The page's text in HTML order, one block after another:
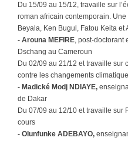
Du 15/09 au 15/12, travaille sur
roman africain contemporain.
Beyala, Ken Bugul, Fatou Keita et
- Arouna MEFIRE, post-doctorant
Dschang au Cameroun
Du 02/09 au 21/12 et travaille sur
contre les changements
- Madické Modj NDIAYE,
de Dakar
Du 07/09 au 12/10 et travaille sur
cours
- Olunfunke ADEBAYO,